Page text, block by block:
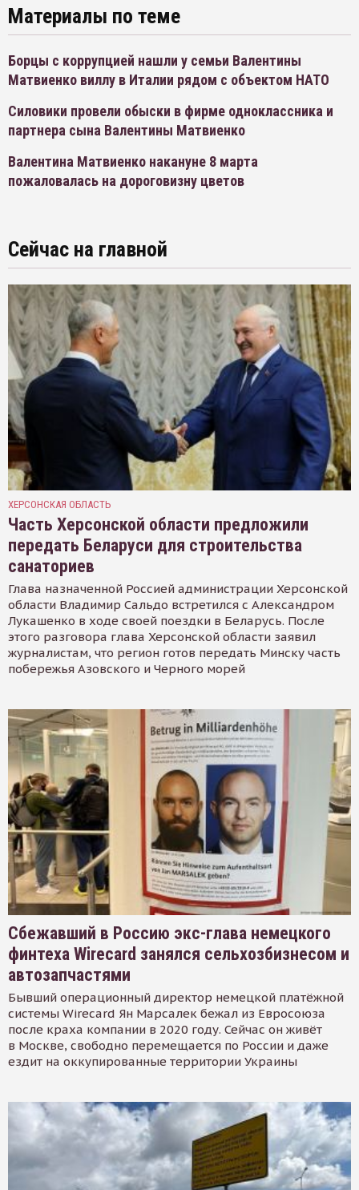
Материалы по теме
Борцы с коррупцией нашли у семьи Валентины
Матвиенко виллу в Италии рядом с объектом НАТО
Силовики провели обыски в фирме одноклассника и
партнера сына Валентины Матвиенко
Валентина Матвиенко накануне 8 марта
пожаловалась на дороговизну цветов
Сейчас на главной
ХЕРСОНСКАЯ ОБЛАСТЬ
Часть Херсонской области предложили
передать Беларуси для строительства
санаториев
Глава назначенной Россией администрации Херсонской
области Владимир Сальдо встретился с Александром
Лукашенко в ходе своей поездки в Беларусь. После
этого разговора глава Херсонской области заявил
журналистам, что регион готов передать Минску часть
побережья Азовского и Черного морей
Сбежавший в Россию экс-глава немецкого
финтеха Wirecard занялся сельхозбизнесом и
автозапчастями
Бывший операционный директор немецкой платёжной
системы Wirecard Ян Марсалек бежал из Евросоюза
после краха компании в 2020 году. Сейчас он живёт
в Москве, свободно перемещается по России и даже
ездит на оккупированные территории Украины